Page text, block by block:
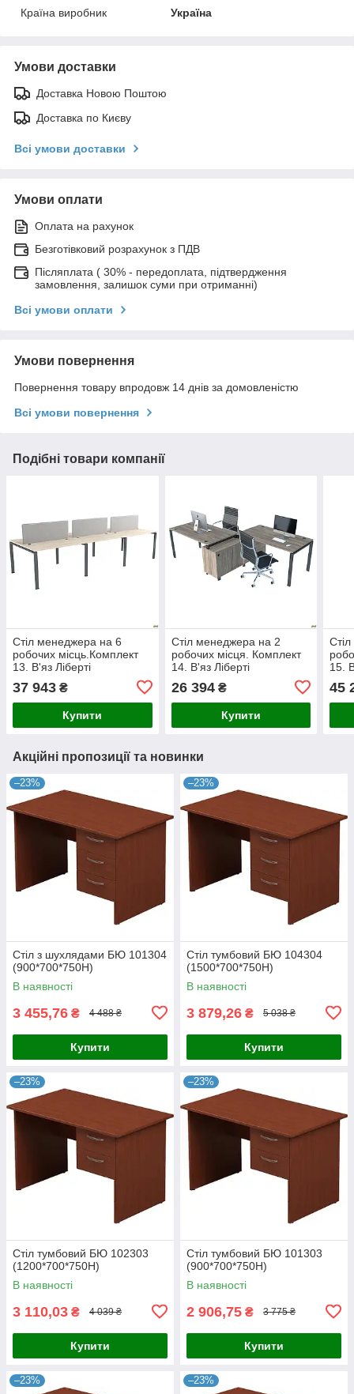
Країна виробник
Україна
Умови доставки
Доставка Новою Поштою
Доставка по Києву
Всі умови доставки
Умови оплати
Оплата на рахунок
Безготівковий розрахунок з ПДВ
Післяплата ( 30% - передоплата, підтвердження
замовлення, залишок суми при отриманні)
Всі умови оплати
Умови повернення
Повернення товару впродовж 14 днів за домовленістю
Всі умови повернення
Подібні товари компанії
Стіл менеджера на 6
робочих місць.Комплект
13. В'яз Ліберті
Димчастий. Чорний графіт
37 943 ₴
Купити
Стіл менеджера на 2
робочих місця. Комплект
14. В'яз Ліберті
Димчастий. Чорний графіт
26 394₴
Купити
15.
45
Акційні пропозиції та новинки
–23%
Стіл з шухлядами БЮ 101304
(900*700*750Н)
В наявності
3 455,76 ₴ 4 488 ₴
Купити
–23%
Стіл тумбовий БЮ 104304
(1500*700*750Н)
В наявності
3 879,26 ₴ 5 038 ₴
Купити
–23%
Стіл тумбовий БЮ 102303
(1200*700*750Н)
В наявності
3 110,03 ₴ 4 039 ₴
Купити
–23%
Стіл тумбовий БЮ 101303
(900*700*750Н)
В наявності
2 906,75 ₴ 3 775 ₴
Купити
–23% –23%